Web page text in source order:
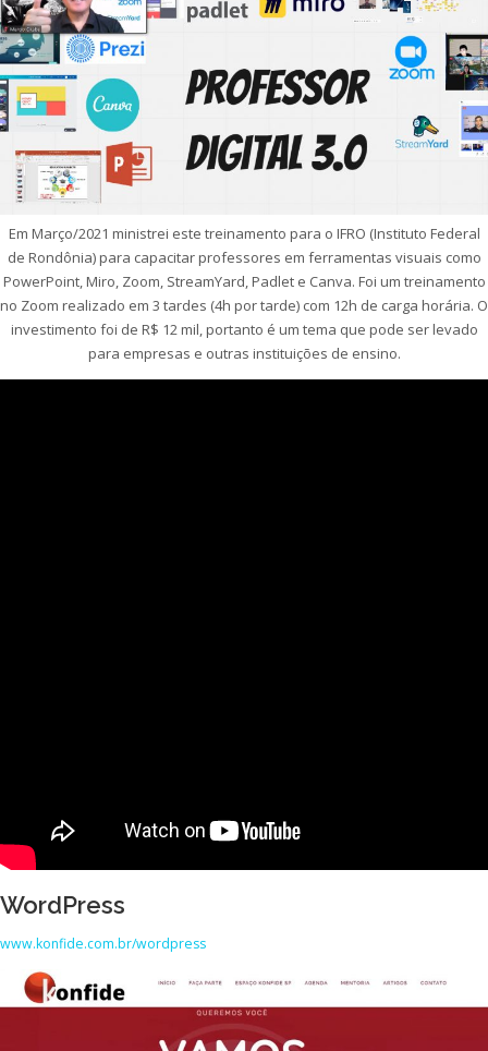
Em Março/2021 ministrei este treinamento para o IFRO (Instituto Federal
de Rondônia) para capacitar professores em ferramentas visuais como
PowerPoint, Miro, Zoom, StreamYard, Padlet e Canva. Foi um treinamento
no Zoom realizado em 3 tardes (4h por tarde) com 12h de carga horária. O
investimento foi de R$ 12 mil, portanto é um tema que pode ser levado
para empresas e outras instituições de ensino.
WordPress
www.konfide.com.br/wordpress